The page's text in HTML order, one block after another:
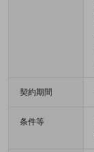
契約期間
条件等